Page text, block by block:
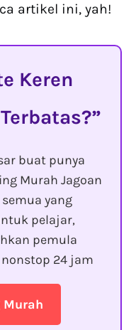
artikel ini, yah!
Keren
buat punya
Murah Jagoan
yang
pelajar,
pemula
24 jam
Murah